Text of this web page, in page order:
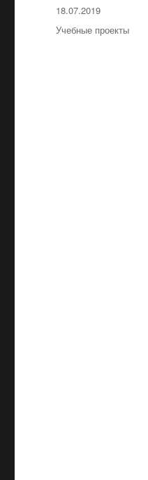
Опубликовано
18.07.2019
Рубрики
Учебные проекты